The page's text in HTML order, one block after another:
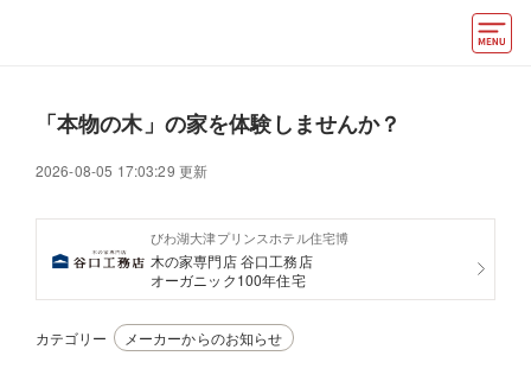
アクセス
好みからモデルハウスを探す
住まいづくりお役立ち情報
「本物の木」の家を体験しませんか？
2026-08-05 17:03:29 更新
びわ湖大津プリンスホテル住宅博
木の家専門店 谷口工務店
オーガニック100年住宅
カテゴリー メーカーからのお知らせ